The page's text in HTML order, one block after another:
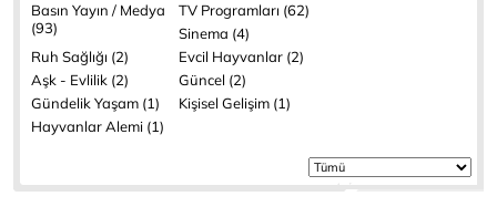
Basın Yayın / Medya
(93)
TV Programları (62)
Sinema (4)
Ruh Sağlığı (2)
Evcil Hayvanlar (2)
Aşk - Evlilik (2)
Güncel (2)
Gündelik Yaşam (1)
Kişisel Gelişim (1)
Hayvanlar Alemi (1)